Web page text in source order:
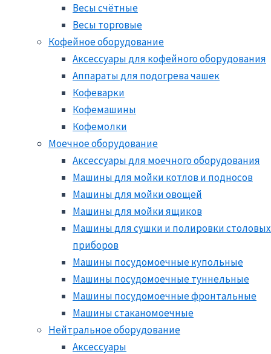
Весы счётные
Весы торговые
Кофейное оборудование
Аксессуары для кофейного оборудования
Аппараты для подогрева чашек
Кофеварки
Кофемашины
Кофемолки
Моечное оборудование
Аксессуары для моечного оборудования
Машины для мойки котлов и подносов
Машины для мойки овощей
Машины для мойки ящиков
Машины для сушки и полировки столовых
приборов
Машины посудомоечные купольные
Машины посудомоечные туннельные
Машины посудомоечные фронтальные
Машины стаканомоечные
Нейтральное оборудование
Аксессуары